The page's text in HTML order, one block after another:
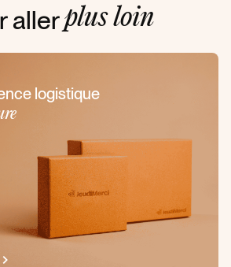
allerplus loin
logistique